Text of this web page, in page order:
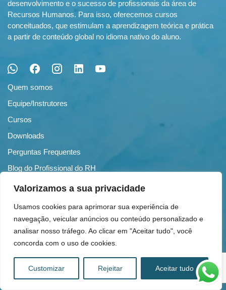
Valorizamos a sua privacidade
Usamos cookies para aprimorar sua experiência de
navegação, veicular anúncios ou conteúdo personalizado e
analisar nosso tráfego. Ao clicar em "Aceitar tudo", você
concorda com o uso de cookies.
Customizar Rejeitar Aceitar tudo
desenvolvimento e o sucesso de profissionais da área de
Recursos Humanos. Para isso, oferecemos cursos
conceituados, que estimulam a aprendizagem teórica e prática
a partir de conteúdo global no idioma nativo do aluno.
Quem somos
Equipe/Instrutores
Cursos
Downloads
Perguntas Frequentes
Blog do Profissional do RH
Contato
Receba nossas novidades